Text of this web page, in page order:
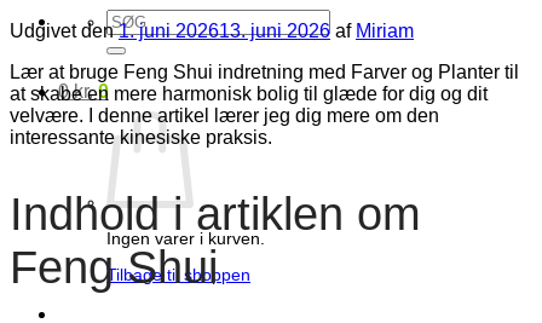
Søg
efter:
0kr. 0
Ingen varer i kurven.
Tilbage til shoppen
Udgivet den1. juni 202613. juni 2026 af Miriam
Lær at bruge Feng Shui indretning med Farver og Planter til
at skabe en mere harmonisk bolig til glæde for dig og dit
velvære. I denne artikel lærer jeg dig mere om den
interessante kinesiske praksis.
Indhold i artiklen om
Feng Shui